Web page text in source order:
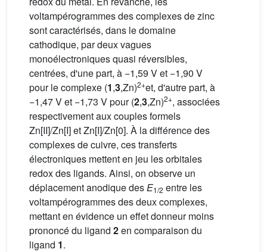
voltampérogrammes des complexes de zinc
sont caractérisés, dans le domaine
cathodique, par deux vagues
monoélectroniques quasi réversibles,
centrées, d'une part, à −1,59 V et −1,90 V
pour le complexe (1,3,Zn)2+et, d'autre part, à
−1,47 V et −1,73 V pour (2,3,Zn)2+, associées
respectivement aux couples formels
Zn[II]/Zn[I] et Zn[I]/Zn[0]. À la différence des
complexes de cuivre, ces transferts
électroniques mettent en jeu les orbitales
redox des ligands. Ainsi, on observe un
déplacement anodique desE1/2 entre les
voltampérogrammes des deux complexes,
mettant en évidence un effet donneur moins
prononcé du ligand 2en comparaison du
ligand 1.